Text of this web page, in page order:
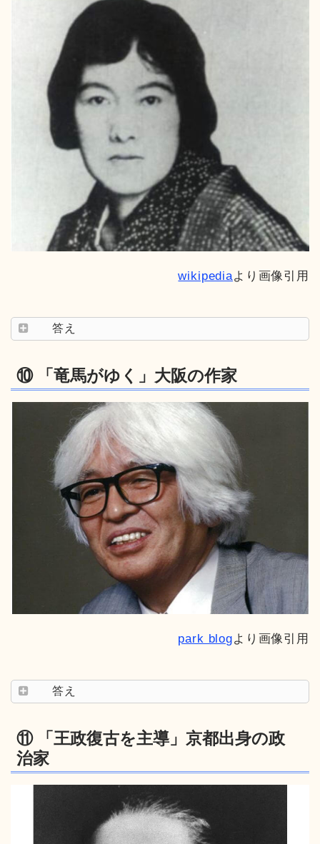
wikipediaより画像引用
答え
⑩ 「竜馬がゆく」大阪の作家
park blogより画像引用
答え
⑪ 「王政復古を主導」京都出身の政
治家